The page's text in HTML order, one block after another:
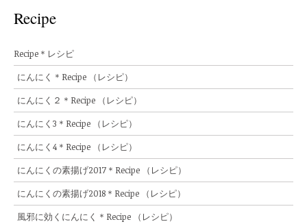
Recipe
Recipe＊レシピ
にんにく＊Recipe （レシピ）
にんにく２＊Recipe （レシピ）
にんにく3＊Recipe （レシピ）
にんにく4＊Recipe （レシピ）
にんにくの素揚げ2017＊Recipe （レシピ）
にんにくの素揚げ2018＊Recipe （レシピ）
風邪に効くにんにく＊Recipe （レシピ）